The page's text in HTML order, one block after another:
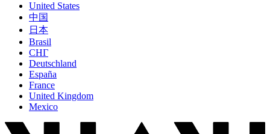
United States
中国
日本
Brasil
СНГ
Deutschland
España
France
United Kingdom
Mexico